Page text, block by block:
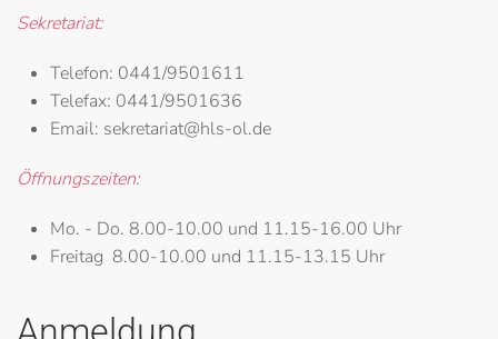
Sekretariat:
Telefon: 0441/9501611
Telefax: 0441/9501636
Email: sekretariat@hls-ol.de
Öffnungszeiten:
Mo. - Do. 8.00-10.00 und 11.15-16.00 Uhr
Freitag 8.00-10.00 und 11.15-13.15 Uhr